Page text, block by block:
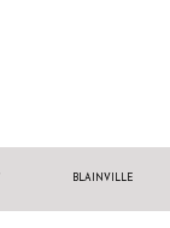
BLAINVILLE